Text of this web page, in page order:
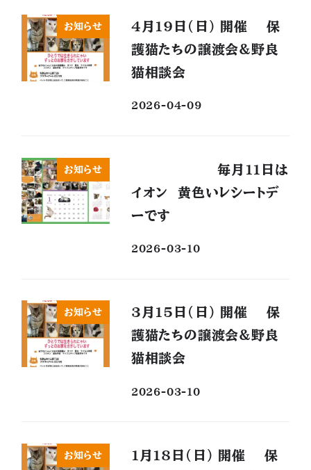
お知らせ
4月19日(日) 開催 保
護猫たちの譲渡会&野良
猫相談会
2026-04-09
お知らせ
毎月11日は
イオン 黄色いレシートデ
ーです
2026-03-10
お知らせ
3月15日(日) 開催 保
護猫たちの譲渡会&野良
猫相談会
2026-03-10
お知らせ
1月18日(日) 開催 保